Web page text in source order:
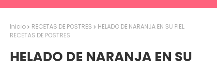
Inicio RECETAS DE POSTRES
HELADO DE NARANJA EN SU PIEL.
RECETAS DE POSTRES
HELADO DE NARANJA EN SU